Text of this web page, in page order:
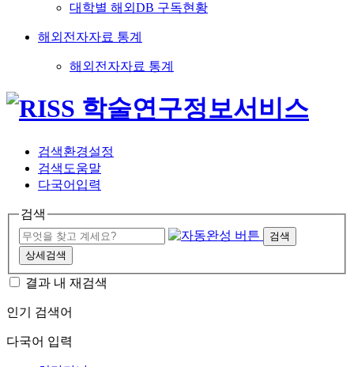
대학별 해외DB 구독현황
해외전자자료 통계
해외전자자료 통계
검색환경설정
검색도움말
다국어입력
검색
검색
상세검색
결과 내 재검색
인기 검색어
다국어 입력